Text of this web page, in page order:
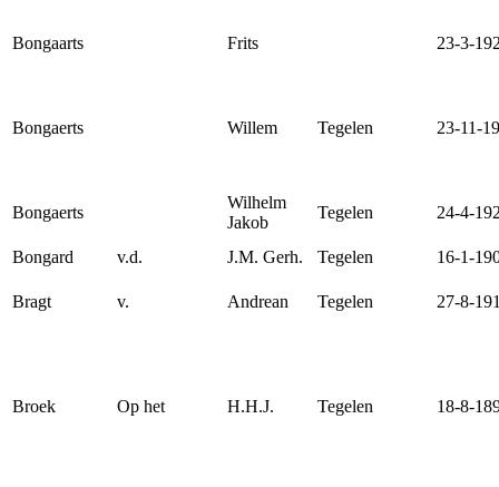
Bongaarts Frits 23-3-
Bongaerts Willem Tegelen 23-11-
Bongaerts
Wilhelm
Jakob
Tegelen 24-4-
Bongard v.d. J.M. Gerh. Tegelen 16-1-
Bragt v. Andrean Tegelen 27-8-
Broek Op het H.H.J. Tegelen 18-8-